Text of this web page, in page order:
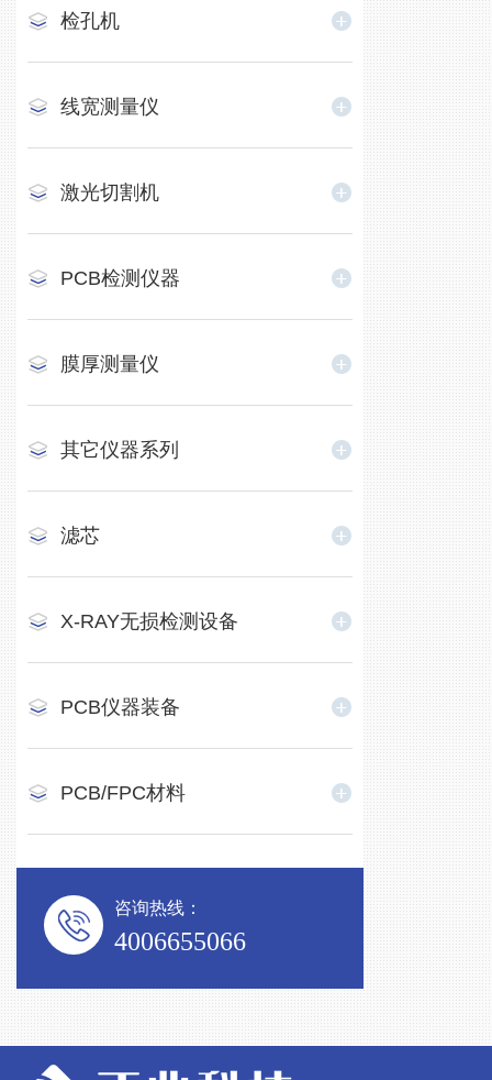
检孔机
线宽测量仪
激光切割机
PCB检测仪器
膜厚测量仪
其它仪器系列
滤芯
X-RAY无损检测设备
PCB仪器装备
PCB/FPC材料
咨询热线：
4006655066